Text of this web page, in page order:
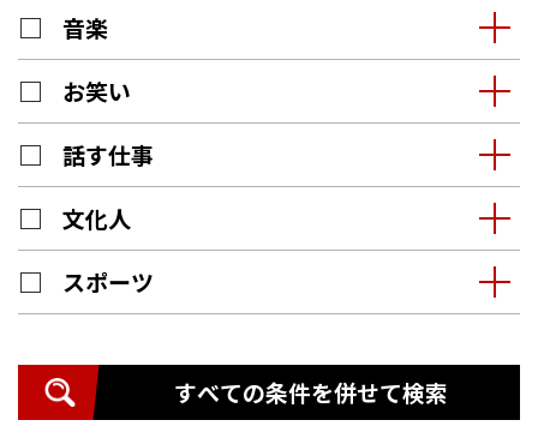
音楽
お笑い
話す仕事
文化人
スポーツ
すべての条件を併せて検索